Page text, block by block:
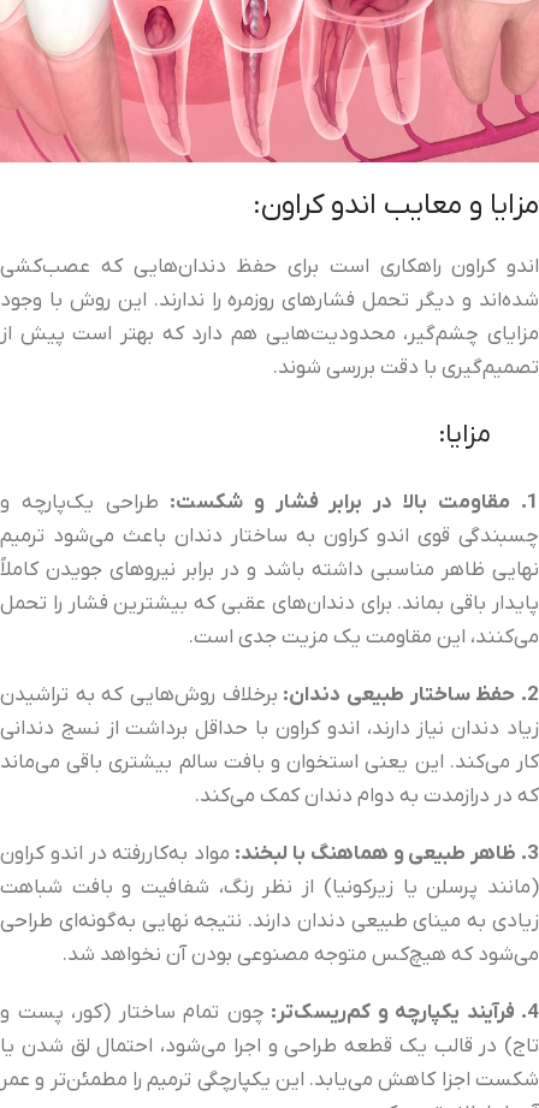
مزایا و معایب اندو کراون:
اندو کراون راهکاری است برای حفظ دندان‌هایی که عصب‌کشی
شده‌اند و دیگر تحمل فشارهای روزمره را ندارند. این روش با وجود
مزایای چشم‌گیر، محدودیت‌هایی هم دارد که بهتر است پیش از
تصمیم‌گیری با دقت بررسی شوند.
مزایا:
1. مقاومت بالا در برابر فشار و شکست:
طراحی یک‌پارچه و
چسبندگی قوی اندو کراون به ساختار دندان باعث می‌شود ترمیم
نهایی ظاهر مناسبی داشته باشد و در برابر نیروهای جویدن کاملاً
پایدار باقی بماند. برای دندان‌های عقبی که بیشترین فشار را تحمل
می‌کنند، این مقاومت یک مزیت جدی است.
2. حفظ ساختار طبیعی دندان:
برخلاف روش‌هایی که به تراشیدن
زیاد دندان نیاز دارند، اندو کراون با حداقل برداشت از نسج دندانی
کار می‌کند. این یعنی استخوان و بافت سالم بیشتری باقی می‌ماند
که در درازمدت به دوام دندان کمک می‌کند.
3. ظاهر طبیعی و هماهنگ با لبخند:
مواد به‌کاررفته در اندو کراون
(مانند پرسلن یا زیرکونیا) از نظر رنگ، شفافیت و بافت شباهت
زیادی به مینای طبیعی دندان دارند. نتیجه نهایی به‌گونه‌ای طراحی
می‌شود که هیچ‌کس متوجه مصنوعی بودن آن نخواهد شد.
4. فرآیند یکپارچه و کم‌ریسک‌تر:
چون تمام ساختار (کور، پست و
تاج) در قالب یک قطعه طراحی و اجرا می‌شود، احتمال لق شدن یا
شکست اجزا کاهش می‌یابد. این یکپارچگی ترمیم را مطمئن‌تر و عمر